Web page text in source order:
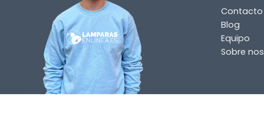
Contacto
Blog
Equipo
Sobre